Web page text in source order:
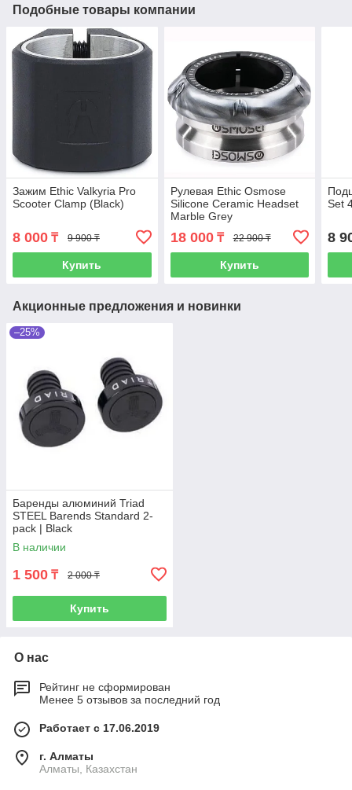
Подобные товары компании
Зажим Ethic Valkyria Pro
Scooter Clamp (Black)
8 000 ₸ 9 900 ₸
Купить
Рулевая Ethic Osmose
Silicone Ceramic Headset
Marble Grey
18 000₸ 22 900 ₸
Купить
Set
8
Акционные предложения и новинки
–25%
Баренды алюминий Triad
STEEL Barends Standard 2-
pack | Black
В наличии
1 500 ₸ 2 000 ₸
Купить
О нас
Рейтинг не сформирован
Менее 5 отзывов за последний год
Работает с 17.06.2019
г. Алматы
Алматы, Казахстан